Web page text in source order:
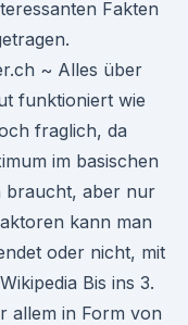
Fakten
~ Alles über
funktioniert wie
fraglich, da
im basischen
braucht, aber nur
kann man
oder nicht, mit
Bis ins 3.
allem in Form von